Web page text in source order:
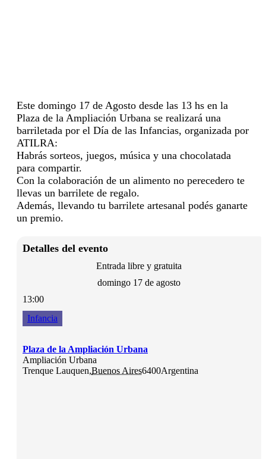
Este domingo 17 de Agosto desde las 13 hs en la
Plaza de la Ampliación Urbana se realizará una
barriletada por el Día de las Infancias, organizada por
ATILRA:
Habrás sorteos, juegos, música y una chocolatada
para compartir.
Con la colaboración de un alimento no perecedero te
llevas un barrilete de regalo.
Además, llevando tu barrilete artesanal podés ganarte
un premio.
Detalles del evento
Entrada libre y gratuita
domingo 17 de agosto
13:00
Infancia
Plaza de la Ampliación Urbana
Ampliación Urbana
Trenque Lauquen,Buenos Aires6400Argentina